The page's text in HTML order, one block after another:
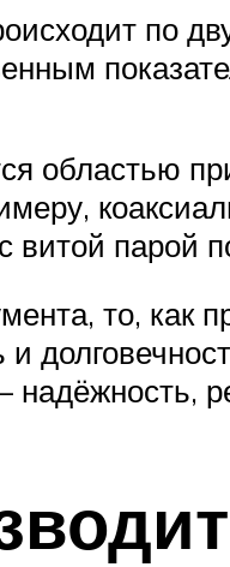
по
областью
витой
то,